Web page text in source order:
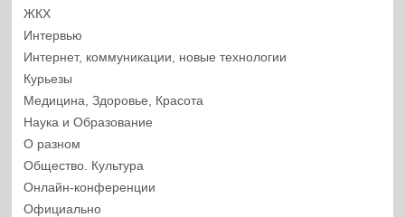
ЖКХ
Интервью
Интернет, коммуникации, новые технологии
Курьезы
Медицина, Здоровье, Красота
Наука и Образование
О разном
Общество. Культура
Онлайн-конференции
Официально